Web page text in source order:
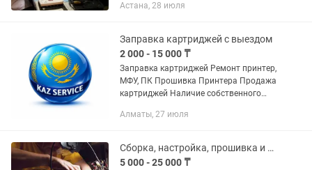
- Оптимизация операционной системы -
Астана, 28 июля
Заправка картриджей с выездом
2 000 - 15 000 ₸
Заправка картриджей Ремонт принтер,
МФУ, ПК Прошивка Принтера Продажа
картриджей Наличие собственного
Оплата по наличным и без наличным
Алматы, 27 июля
Сборка, настройка, прошивка и обучение работе с любыми 3D-принтерами
5 000 - 25 000 ₸